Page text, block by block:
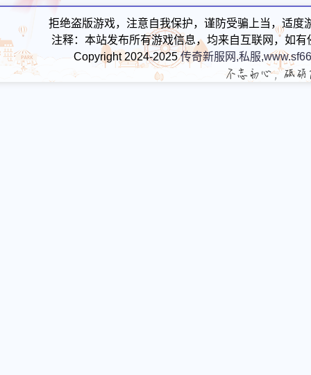
拒绝盗版游戏，注意自我保护，谨防受骗上当，适
注释：本站发布所有游戏信息，均来自互联网，如
Copyright 2024-2025传奇新服网,私服